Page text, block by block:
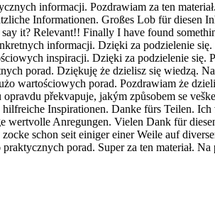
informacji. Pozdrawiam za ten
Informationen. Großes Lob für diesen
it? Relevant!! Finally I have found
informacji. Dzięki za podzielenie się.
inspiracji. Dzięki za podzielenie się.
porad. Dziękuję że dzielisz się wiedzą.
wartościowych porad. Pozdrawiam że
překvapuje, jakým způsobem se
Inspirationen. Danke fürs Teilen.
wertvolle Anregungen. Vielen Dank für
schon seit einiger einer Weile auf
porad. Super za ten materiał.